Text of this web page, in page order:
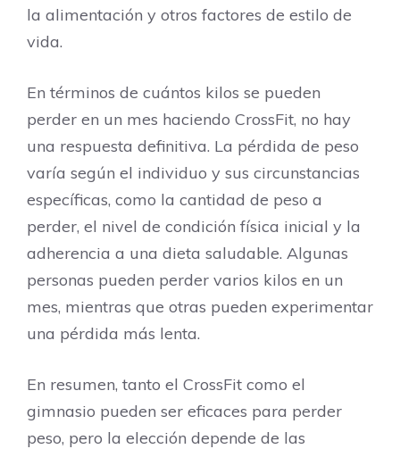
la alimentación y otros factores de estilo de
vida.
En términos de cuántos kilos se pueden
perder en un mes haciendo CrossFit, no hay
una respuesta definitiva. La pérdida de peso
varía según el individuo y sus circunstancias
específicas, como la cantidad de peso a
perder, el nivel de condición física inicial y la
adherencia a una dieta saludable. Algunas
personas pueden perder varios kilos en un
mes, mientras que otras pueden experimentar
una pérdida más lenta.
En resumen, tanto el CrossFit como el
gimnasio pueden ser eficaces para perder
peso, pero la elección depende de las